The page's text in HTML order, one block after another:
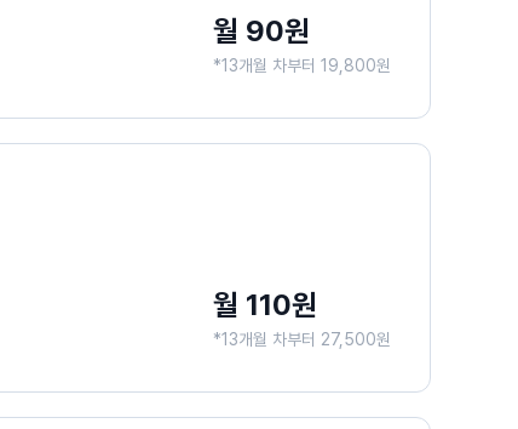
월 90원
*13개월 차부터 19,800원
월 110원
*13개월 차부터 27,500원